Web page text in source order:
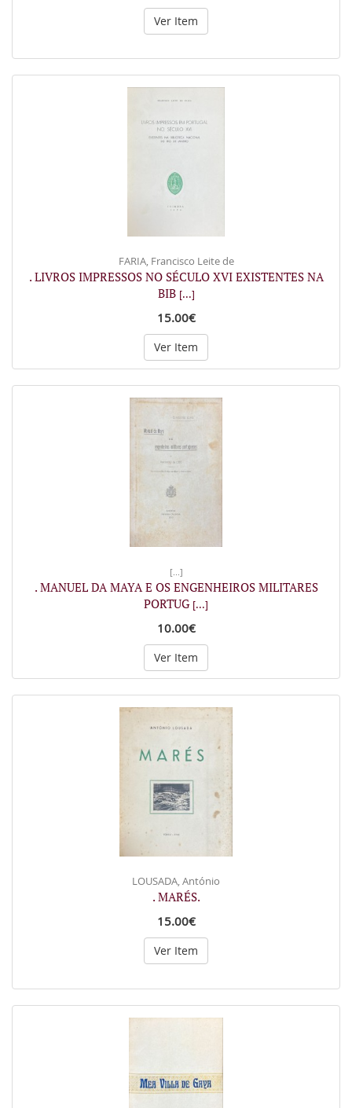
Ver Item
FARIA, Francisco Leite de
. LIVROS IMPRESSOS NO SÉCULO XVI EXISTENTES NA
BIB [...]
15.00€
Ver Item
[...]
. MANUEL DA MAYA E OS ENGENHEIROS MILITARES
PORTUG [...]
10.00€
Ver Item
LOUSADA, António
. MARÉS.
15.00€
Ver Item